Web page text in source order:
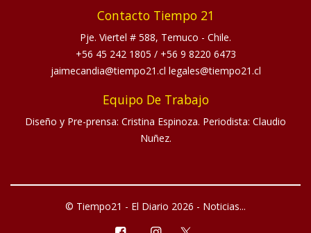
Contacto Tiempo 21
Pje. Viertel # 588, Temuco - Chile.
+56 45 242 1805 / +56 9 8220 6473
jaimecandia@tiempo21.cl legales@tiempo21.cl
Equipo De Trabajo
Diseño y Pre-prensa: Cristina Espinoza. Periodista: Claudio
Nuñez.
© Tiempo21 - El Diario 2026 - Noticias...